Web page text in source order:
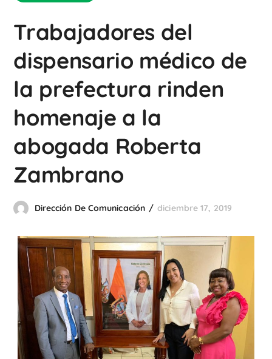
Trabajadores del
dispensario médico de
la prefectura rinden
homenaje a la
abogada Roberta
Zambrano
Dirección De Comunicación diciembre 17, 2019